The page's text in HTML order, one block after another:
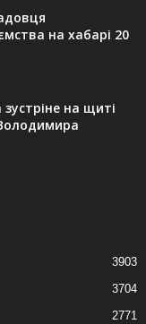
на хабарі 20
на щиті
3903
3704
2771